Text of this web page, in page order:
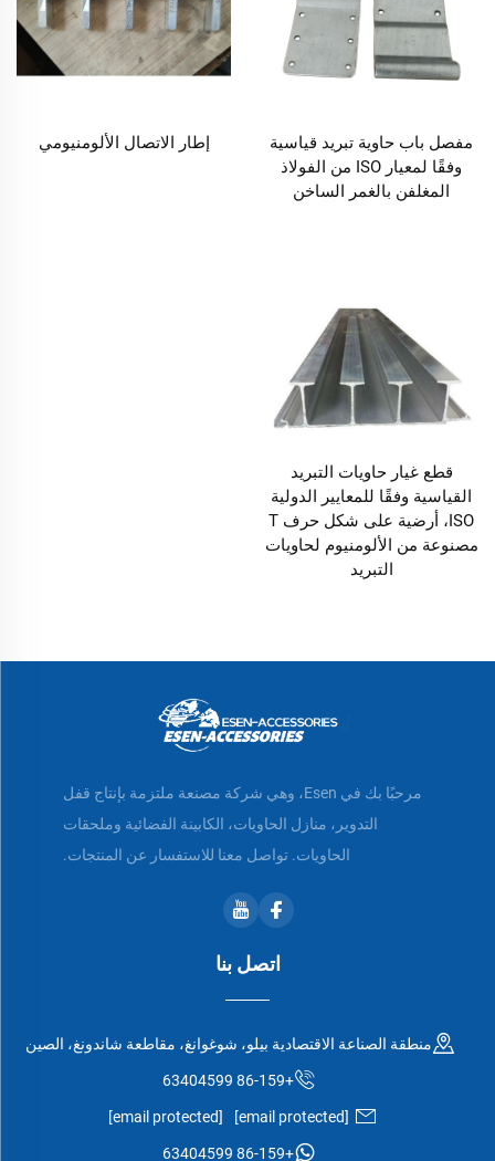
مفصل باب حاوية تبريد قياسية
وفقًا لمعيار ISO من الفولاذ
المغلفن بالغمر الساخن
إطار الاتصال الألومنيومي
قطع غيار حاويات التبريد
القياسية وفقًا للمعايير الدولية
ISO، أرضية على شكل حرف T
مصنوعة من الألومنيوم لحاويات
التبريد
مرحبًا بك في Esen، وهي شركة مصنعة ملتزمة بإنتاج قفل
التدوير، منازل الحاويات، الكابينة الفضائية وملحقات
الحاويات. تواصل معنا للاستفسار عن المنتجات.
اتصل بنا
منطقة الصناعة الاقتصادية بيلو، شوغوانغ، مقاطعة شاندونغ، الصين
+86-159 63404599
[email protected]
[email protected]
+86-159 63404599